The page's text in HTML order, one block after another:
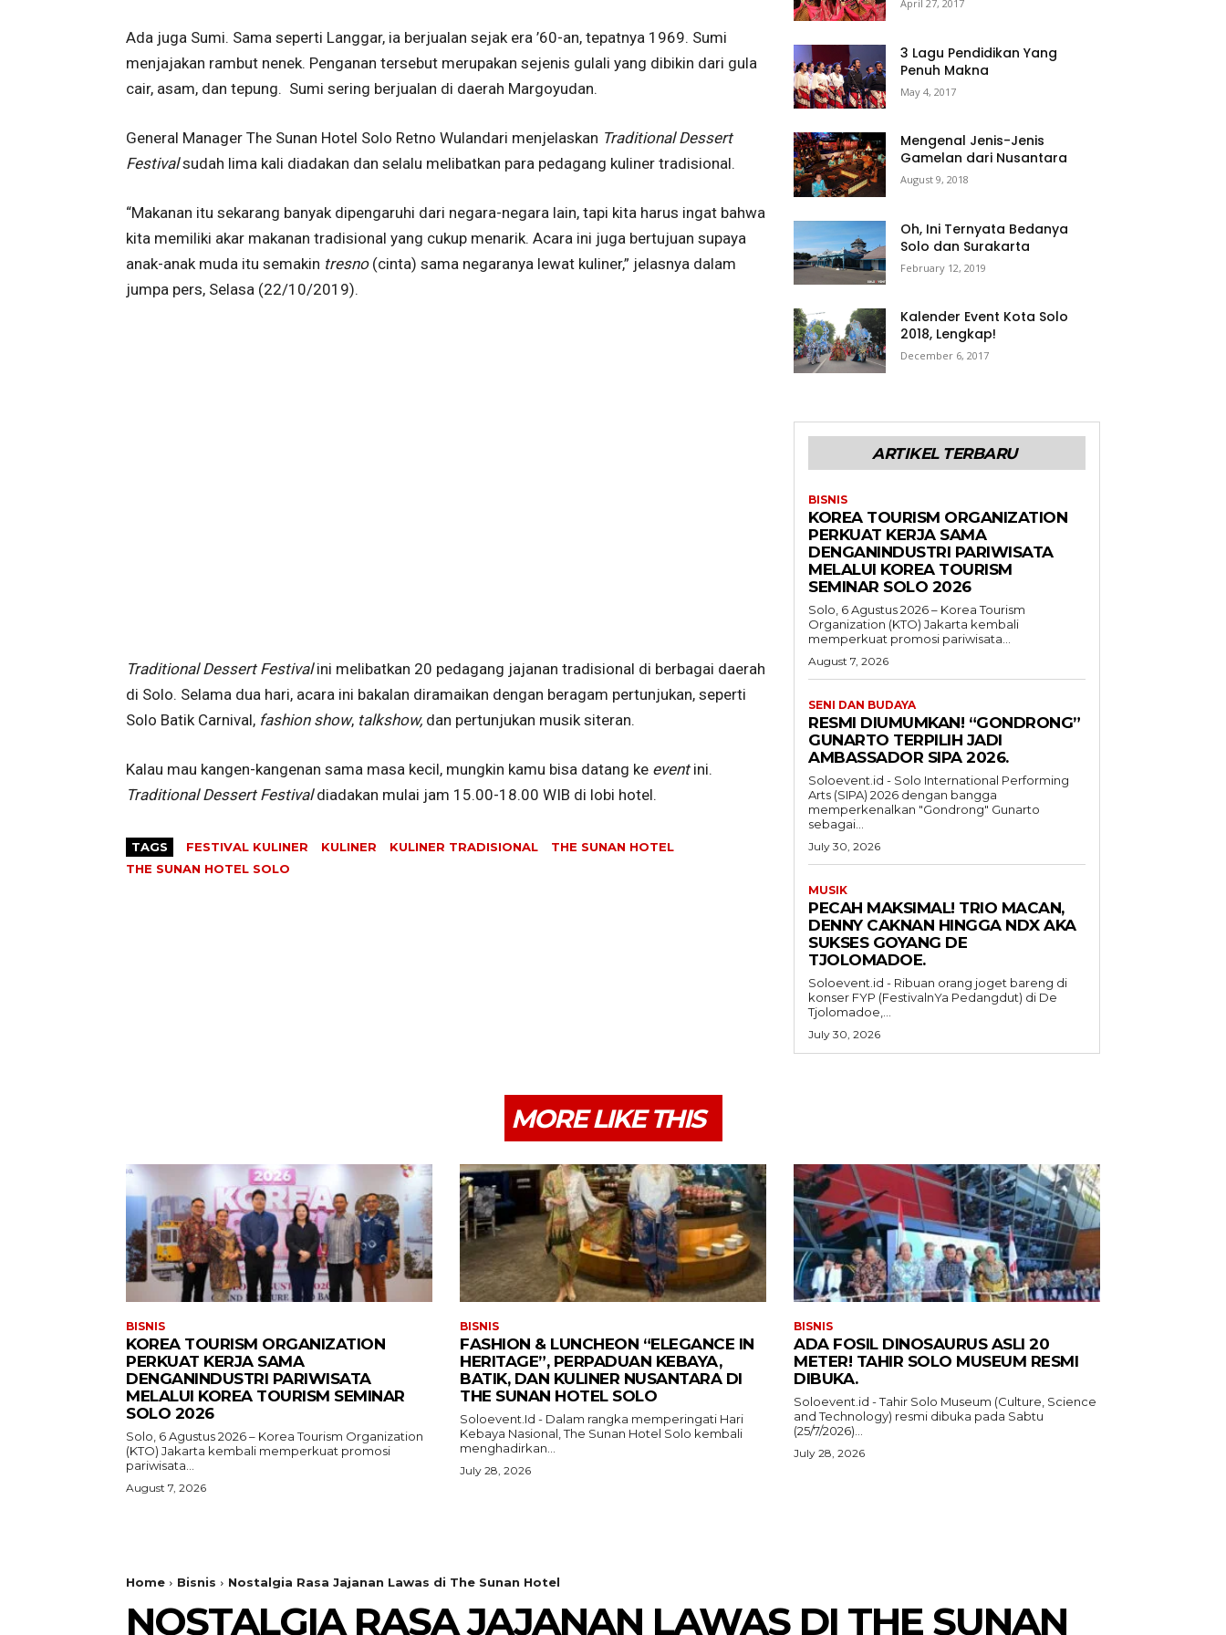
Ada juga Sumi. Sama seperti Langgar, ia berjualan sejak era ’60-an, tepatnya 1969. Sumi
menjajakan rambut nenek. Penganan tersebut merupakan sejenis gulali yang dibikin dari gula
cair, asam, dan tepung. Sumi sering berjualan di daerah Margoyudan.
General Manager The Sunan Hotel Solo Retno Wulandari menjelaskan Traditional Dessert
Festivalsudah lima kali diadakan dan selalu melibatkan para pedagang kuliner tradisional.
“Makanan itu sekarang banyak dipengaruhi dari negara-negara lain, tapi kita harus ingat bahwa
kita memiliki akar makanan tradisional yang cukup menarik. Acara ini juga bertujuan supaya
anak-anak muda itu semakin tresno(cinta) sama negaranya lewat kuliner,” jelasnya dalam
jumpa pers, Selasa (22/10/2019).
Traditional Dessert Festivalini melibatkan 20 pedagang jajanan tradisional di berbagai daerah
di Solo. Selama dua hari, acara ini bakalan diramaikan dengan beragam pertunjukan, seperti
Solo Batik Carnival, fashion show, talkshow, dan pertunjukan musik siteran.
Kalau mau kangen-kangenan sama masa kecil, mungkin kamu bisa datang ke event ini.
Traditional Dessert Festivaldiadakan mulai jam 15.00-18.00 WIB di lobi hotel.
TAGS FESTIVAL KULINER KULINER KULINER TRADISIONAL
THE SUNAN HOTEL
THE SUNAN HOTEL SOLO
April 27, 2017
3 Lagu Pendidikan Yang
Penuh Makna
May 4, 2017
Mengenal Jenis-Jenis
Gamelan dari Nusantara
August 9, 2018
Oh, Ini Ternyata Bedanya
Solo dan Surakarta
February 12, 2019
Kalender Event Kota Solo
2018, Lengkap!
December 6, 2017
ARTIKEL TERBARU
BISNIS
KOREA TOURISM ORGANIZATION
PERKUAT KERJA SAMA
DENGANINDUSTRI PARIWISATA
MELALUI KOREA TOURISM
SEMINAR SOLO 2026
Solo, 6 Agustus 2026 – Korea Tourism
Organization (KTO) Jakarta kembali
memperkuat promosi pariwisata...
August 7, 2026
SENI DAN BUDAYA
RESMI DIUMUMKAN! “GONDRONG”
GUNARTO TERPILIH JADI
AMBASSADOR SIPA 2026.
Soloevent.id - Solo International Performing
Arts (SIPA) 2026 dengan bangga
memperkenalkan "Gondrong" Gunarto
sebagai...
July 30, 2026
MUSIK
PECAH MAKSIMAL! TRIO MACAN,
DENNY CAKNAN HINGGA NDX AKA
SUKSES GOYANG DE
TJOLOMADOE.
Soloevent.id - Ribuan orang joget bareng di
konser FYP (FestivalnYa Pedangdut) di De
Tjolomadoe,...
July 30, 2026
MORE LIKE THIS
BISNIS
KOREA TOURISM ORGANIZATION
PERKUAT KERJA SAMA
DENGANINDUSTRI PARIWISATA
MELALUI KOREA TOURISM SEMINAR
SOLO 2026
Solo, 6 Agustus 2026 – Korea Tourism Organization
(KTO) Jakarta kembali memperkuat promosi
pariwisata...
August 7, 2026
BISNIS
FASHION & LUNCHEON “ELEGANCE IN
HERITAGE”, PERPADUAN KEBAYA,
BATIK, DAN KULINER NUSANTARA DI
THE SUNAN HOTEL SOLO
Soloevent.Id - Dalam rangka memperingati Hari
Kebaya Nasional, The Sunan Hotel Solo kembali
menghadirkan...
July 28, 2026
BISNIS
ADA FOSIL DINOSAURUS ASLI 20
METER! TAHIR SOLO MUSEUM RESMI
DIBUKA.
Soloevent.id - Tahir Solo Museum (Culture, Science
and Technology) resmi dibuka pada Sabtu
(25/7/2026)...
July 28, 2026